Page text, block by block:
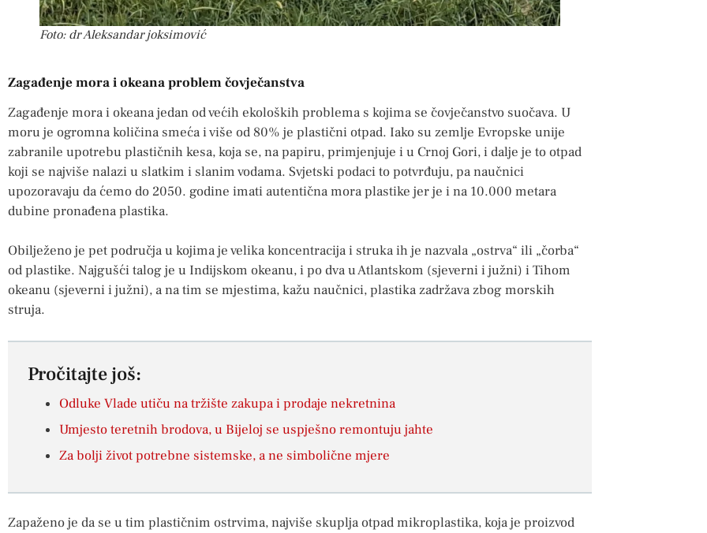
Foto: dr Aleksandar joksimović
Zagađenje mora i okeana problem čovječanstva
Zagađenje mora i okeana jedan od većih ekoloških problema s kojima se čovječanstvo suočava. U
moru je ogromna količina smeća i više od 80% je plastični otpad. Iako su zemlje Evropske unije
zabranile upotrebu plastičnih kesa, koja se, na papiru, primjenjuje i u Crnoj Gori, i dalje je to otpad
koji se najviše nalazi u slatkim i slanim vodama. Svjetski podaci to potvrđuju, pa naučnici
upozoravaju da ćemo do 2050. godine imati autentična mora plastike jer je i na 10.000 metara
dubine pronađena plastika.
Obilježeno je pet područja u kojima je velika koncentracija i struka ih je nazvala „ostrva“ ili „čorba“
od plastike. Najgušći talog je u Indijskom okeanu, i po dva u Atlantskom (sjeverni i južni) i Tihom
okeanu (sjeverni i južni), a na tim se mjestima, kažu naučnici, plastika zadržava zbog morskih
struja.
Pročitajte još:
Odluke Vlade utiču na tržište zakupa i prodaje nekretnina
Umjesto teretnih brodova, u Bijeloj se uspješno remontuju jahte
Za bolji život potrebne sistemske, a ne simbolične mjere
Zapaženo je da se u tim plastičnim ostrvima, najviše skuplja otpad mikroplastika, koja je proizvod